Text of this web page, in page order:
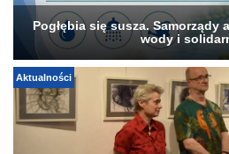
Pogłębia się susza. Samorządy
wody i
Aktualności